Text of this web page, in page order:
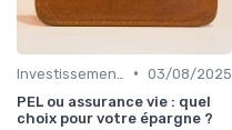
• 03/08/2025
PEL ou assurance vie : quel
choix pour votre épargne ?